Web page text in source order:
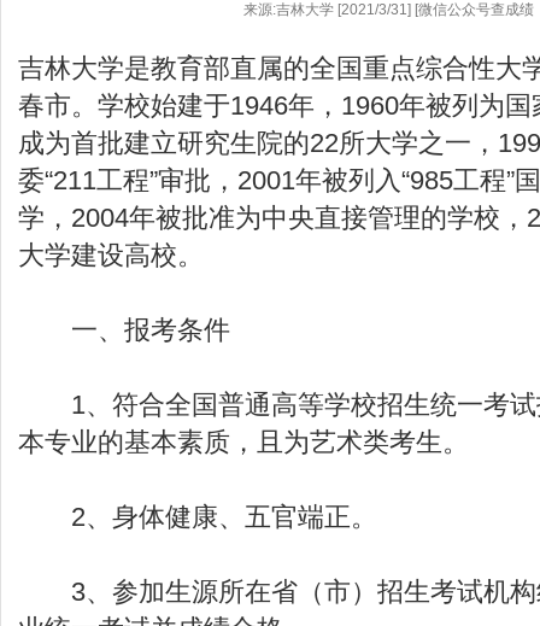
来源:吉林大学 [2021/3/31] [微信公众号查成绩
吉林大学是教育部直属的全国重点综合性大
春市。学校始建于1946年，1960年被列为
成为首批建立研究生院的22所大学之一，
委“211工程”审批，2001年被列入“985工程”
学，2004年被批准为中央直接管理的学校，
大学建设高校。
一、报考条件
1、符合全国普通高等学校招生统一考试
本专业的基本素质，且为艺术类考生。
2、身体健康、五官端正。
3、参加生源所在省（市）招生考试机构